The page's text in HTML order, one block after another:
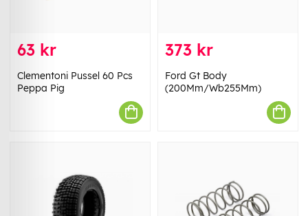
63 kr
Clementoni Pussel 60 Pcs
Peppa Pig
373 kr
Ford Gt Body
(200Mm/Wb255Mm)